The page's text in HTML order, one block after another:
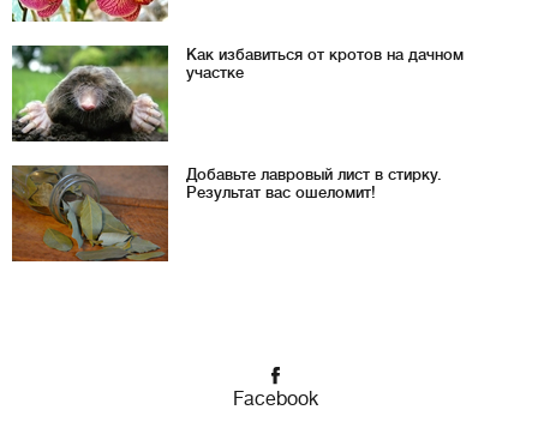
Как избавиться от кротов на дачном
участке
Добавьте лавровый лист в стирку.
Результат вас ошеломит!
Facebook